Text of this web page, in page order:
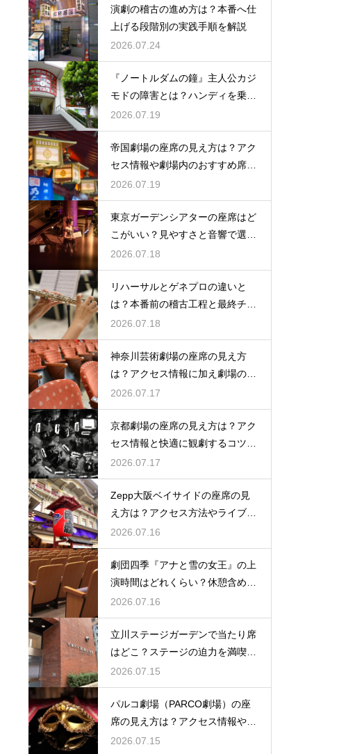
演劇の稽古の進め方は？本番へ仕
上げる段階別の実践手順を解説
2026.07.24
『ノートルダムの鐘』主人公カジ
モドの障害とは？ハンディを乗り
越える姿に感動
2026.07.19
帝国劇場の座席の見え方は？アク
セス情報や劇場内のおすすめ席を
徹底ガイド
2026.07.19
東京ガーデンシアターの座席はど
こがいい？見やすさと音響で選ぶ
おすすめのポジション
2026.07.18
リハーサルとゲネプロの違いと
は？本番前の稽古工程と最終チェ
ックの意味を解説
2026.07.18
神奈川芸術劇場の座席の見え方
は？アクセス情報に加え劇場の魅
力を徹底解説
2026.07.17
京都劇場の座席の見え方は？アク
セス情報と快適に観劇するコツを
事前にチェック
2026.07.17
Zepp大阪ベイサイドの座席の見
え方は？アクセス方法やライブを
楽しむポイントを紹介
2026.07.16
劇団四季『アナと雪の女王』の上
演時間はどれくらい？休憩含めた
公演の長さを解説
2026.07.16
立川ステージガーデンで当たり席
はどこ？ステージの迫力を満喫で
きるベストポジションを紹介
2026.07.15
パルコ劇場（PARCO劇場）の座
席の見え方は？アクセス情報や劇
場の特徴も徹底紹介
2026.07.15